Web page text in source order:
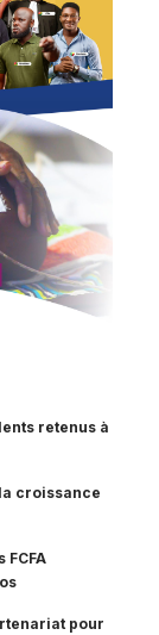
retenus à
croissance
FCFA
pour